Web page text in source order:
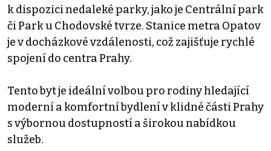
k dispozici nedaleké parky, jako je Centrální park
či Park u Chodovské tvrze. Stanice metra Opatov
je v docházkové vzdálenosti, což zajišťuje rychlé
spojení do centra Prahy.
Tento byt je ideální volbou pro rodiny hledající
moderní a komfortní bydlení v klidné části Prahy
s výbornou dostupností a širokou nabídkou
služeb.